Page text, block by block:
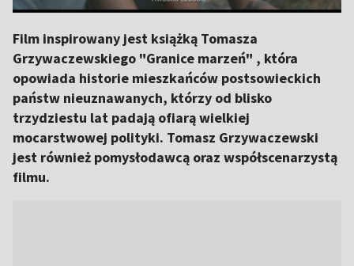
Film inspirowany jest książką Tomasza
Grzywaczewskiego "Granice marzeń" , która
opowiada historie mieszkańców postsowieckich
państw nieuznawanych, którzy od blisko
trzydziestu lat padają ofiarą wielkiej
mocarstwowej polityki. Tomasz Grzywaczewski
jest również pomysłodawcą oraz współscenarzystą
filmu.